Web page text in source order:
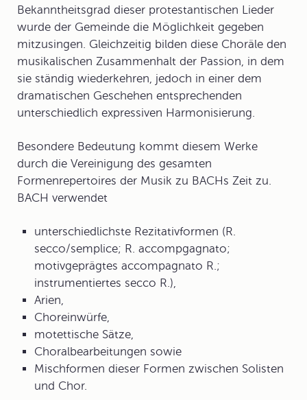
Bekanntheitsgrad dieser protestantischen Lieder
wurde der Gemeinde die Möglichkeit gegeben
mitzusingen. Gleichzeitig bilden diese Choräle den
musikalischen Zusammenhalt der Passion, in dem
sie ständig wiederkehren, jedoch in einer dem
dramatischen Geschehen entsprechenden
unterschiedlich expressiven Harmonisierung.
Besondere Bedeutung kommt diesem Werke
durch die Vereinigung des gesamten
Formenrepertoires der Musik zu BACHs Zeit zu.
BACH verwendet
unterschiedlichste Rezitativformen (R.
secco/semplice; R. accompgagnato;
motivgeprägtes accompagnato R.;
instrumentiertes secco R.),
Arien,
Choreinwürfe,
motettische Sätze,
Choralbearbeitungen sowie
Mischformen dieser Formen zwischen Solisten
und Chor.